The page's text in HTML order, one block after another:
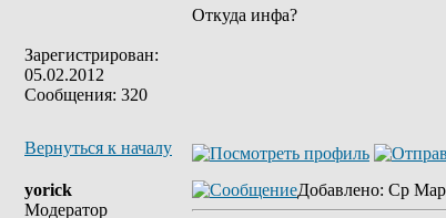
Зарегистрирован:
05.02.2012
Сообщения: 320
Откуда инфа?
Вернуться к началу
yorick
Модератор
Добавлено: Ср Мар